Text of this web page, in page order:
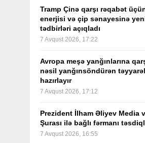
Tramp Çinə qarşı rəqabət
enerjisi və çip sənayesinə
tədbirləri açıqladı
7 Avqust 2026, 17:22
Avropa meşə yanğınlarına
nəsil yanğınsöndürən
hazırlayır
7 Avqust 2026, 17:12
Prezident İlham Əliyev Media
Şurası ilə bağlı fərmanı
7 Avqust 2026, 16:55